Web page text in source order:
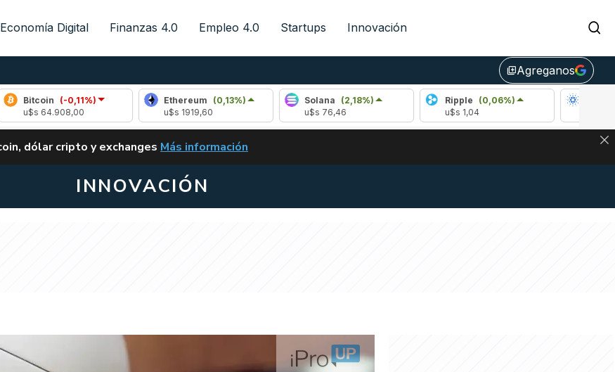
Economía Digital Finanzas 4.0 Empleo 4.0 Startups Innovación
library_addAgreganos
(-0,11%)
Ethereum
(0,13%)
u$s 1919,60
Solana (2,18%)
Ripple (0,06%)
Cardano
dólar cripto y exchanges CLARITY ACT EN ARGENTINA: IMPACTO EN BITCOIN, DÓLAR CRIPTO Y EXCHANGES
Más información
INNOVACIÓN